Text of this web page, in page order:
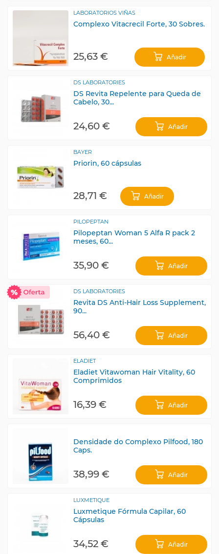
LABORATORIOS VIÑAS
Complexo Vitacrecil Forte, 30 Sobres.
25,63 € Añadir
DS LABORATORIES
DS Revita Repelente para Queda de
Cabelo, 30...
24,60 € Añadir
BAYER
Priorin, 60 cápsulas
28,71 € Añadir
PILOPEPTAN
Pilopeptan Woman 5 Alfa R pack 2
meses, 60...
35,90 € Añadir
DS LABORATORIES
Revita DS Anti-Hair Loss Supplement,
90...
56,40 € Añadir
ELADIET
Eladiet Vitawoman Hair Vitality, 60
Comprimidos
16,39 € Añadir
Densidade do Complexo Pilfood, 180
Caps.
38,99 € Añadir
LUXMETIQUE
Luxmetique Fórmula Capilar, 60
Cápsulas
34,52 € Añadir